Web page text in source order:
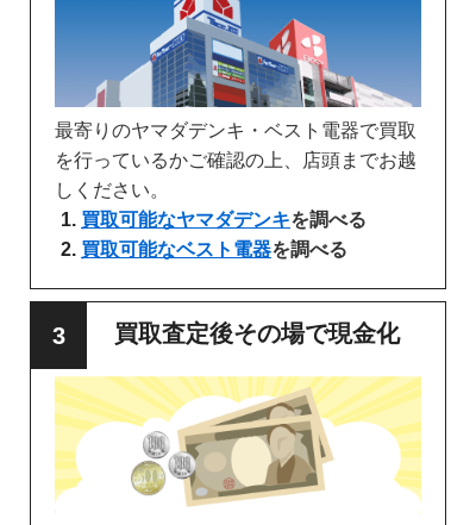
最寄りのヤマダデンキ・ベスト電器で買取
を行っているかご確認の上、店頭までお越
しください。
買取可能なヤマダデンキを調べる
買取可能なベスト電器を調べる
買取査定後その場で現金化